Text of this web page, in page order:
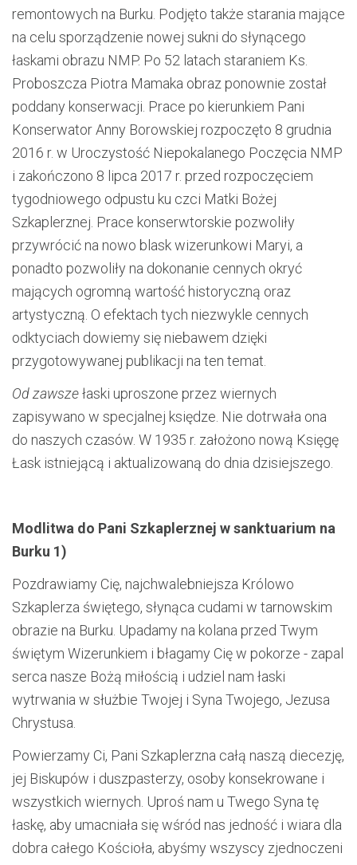
remontowych na Burku. Podjęto także starania mające
na celu sporządzenie nowej sukni do słynącego
łaskami obrazu NMP. Po 52 latach staraniem Ks.
Proboszcza Piotra Mamaka obraz ponownie został
poddany konserwacji. Prace po kierunkiem Pani
Konserwator Anny Borowskiej rozpoczęto 8 grudnia
2016 r. w Uroczystość Niepokalanego Poczęcia NMP
i zakończono 8 lipca 2017 r. przed rozpoczęciem
tygodniowego odpustu ku czci Matki Bożej
Szkaplerznej. Prace konserwtorskie pozwoliły
przywrócić na nowo blask wizerunkowi Maryi, a
ponadto pozwoliły na dokonanie cennych okryć
mających ogromną wartość historyczną oraz
artystyczną. O efektach tych niezwykle cennych
odktyciach dowiemy się niebawem dzięki
przygotowywanej publikacji na ten temat.
Od zawszełaski uproszone przez wiernych
zapisywano w specjalnej księdze. Nie dotrwała ona
do naszych czasów. W 1935 r. założono nową Księgę
Łask istniejącą i aktualizowaną do dnia dzisiejszego.
Modlitwa do Pani Szkaplerznej w sanktuarium na
Burku 1)
Pozdrawiamy Cię, najchwalebniejsza Królowo
Szkaplerza świętego, słynąca cudami w tarnowskim
obrazie na Burku. Upadamy na kolana przed Twym
świętym Wizerunkiem i błagamy Cię w pokorze - zapal
serca nasze Bożą miłością i udziel nam łaski
wytrwania w służbie Twojej i Syna Twojego, Jezusa
Chrystusa.
Powierzamy Ci, Pani Szkaplerzna całą naszą diecezję,
jej Biskupów i duszpasterzy, osoby konsekrowane i
wszystkich wiernych. Uproś nam u Twego Syna tę
łaskę, aby umacniała się wśród nas jedność i wiara dla
dobra całego Kościoła, abyśmy wszyscy zjednoczeni